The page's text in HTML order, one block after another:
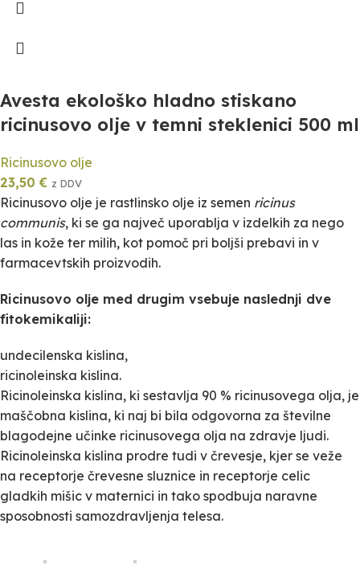
Avesta ekološko hladno stiskano
ricinusovo olje v temni steklenici 500 ml
Ricinusovo olje
23,50€ z DDV
Ricinusovo olje je rastlinsko olje iz semen ricinus
communis, ki se ga največ uporablja v izdelkih za nego
las in kože ter milih, kot pomoč pri boljši prebavi in v
farmacevtskih proizvodih.
Ricinusovo olje med drugim vsebuje naslednji dve
fitokemikaliji:
undecilenska kislina,
ricinoleinska kislina.
Ricinoleinska kislina, ki sestavlja 90 % ricinusovega olja, je
maščobna kislina, ki naj bi bila odgovorna za številne
blagodejne učinke ricinusovega olja na zdravje ljudi.
Ricinoleinska kislina prodre tudi v črevesje, kjer se veže
na receptorje črevesne sluznice in receptorje celic
gladkih mišic v maternici in tako spodbuja naravne
sposobnosti samozdravljenja telesa.